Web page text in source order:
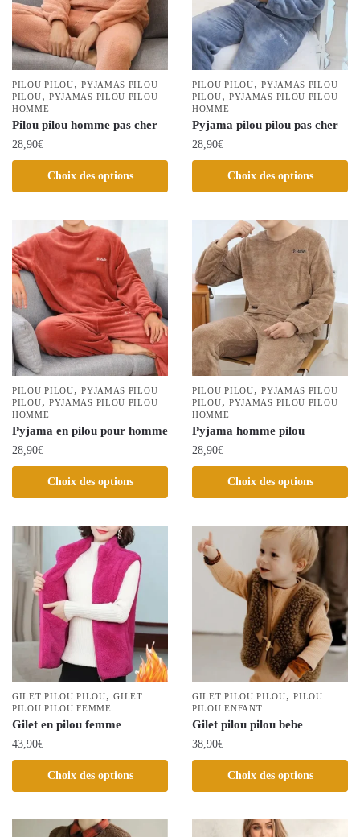
être
choisies
sur
la
page
du
choisies
sur
la
page
du
produit
PILOU PILOU,PYJAMAS PILOU
PILOU, PYJAMAS PILOU PILOU
HOMME
Pilou pilou homme pas cher
28,90€
Choix des options
produit
plusieurs
variations.
Les
options
peuvent
être
choisies
sur
la
page
PILOU PILOU,PYJAMAS PILOU
PILOU, PYJAMAS PILOU PILOU
HOMME
Pyjama pilou pilou pas cher
28,90€
Choix des options
produit
plusieurs
variations.
Les
options
peuvent
être
choisies
sur
la
page
PILOU PILOU,PYJAMAS PILOU
PILOU, PYJAMAS PILOU PILOU
HOMME
Pyjama en pilou pour homme
28,90€
Choix des options
produit
variations.
Les
options
peuvent
être
choisies
la
page
du
produit
PILOU PILOU,PYJAMAS PILOU
PILOU, PYJAMAS PILOU PILOU
HOMME
Pyjama homme pilou
28,90€
Choix des options
produit
plusieurs
variations.
options
être
la
page
du
produit
GILET PILOU PILOU,GILET
PILOU PILOU FEMME
Gilet en pilou femme
43,90€
Choix des options
produit
plusieurs
GILET PILOU PILOU,PILOU
PILOU ENFANT
Gilet pilou pilou bebe
38,90€
Choix des options
produit